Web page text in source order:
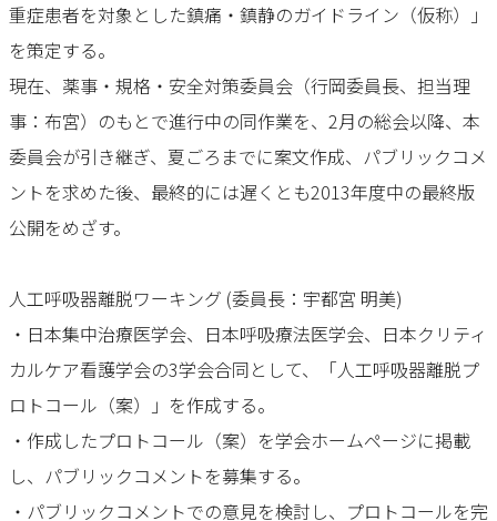
重症患者を対象とした鎮痛・鎮静のガイドライン（仮称）」
を策定する。
現在、薬事・規格・安全対策委員会（行岡委員長、担当理
事：布宮）のもとで進行中の同作業を、2月の総会以降、本
委員会が引き継ぎ、夏ごろまでに案文作成、パブリックコメ
ントを求めた後、最終的には遅くとも2013年度中の最終版
公開をめざす。
人工呼吸器離脱ワーキング (委員長：宇都宮 明美)
・日本集中治療医学会、日本呼吸療法医学会、日本クリティ
カルケア看護学会の3学会合同として、「人工呼吸器離脱プ
ロトコール（案）」を作成する。
・作成したプロトコール（案）を学会ホームページに掲載
し、パブリックコメントを募集する。
・パブリックコメントでの意見を検討し、プロトコールを完